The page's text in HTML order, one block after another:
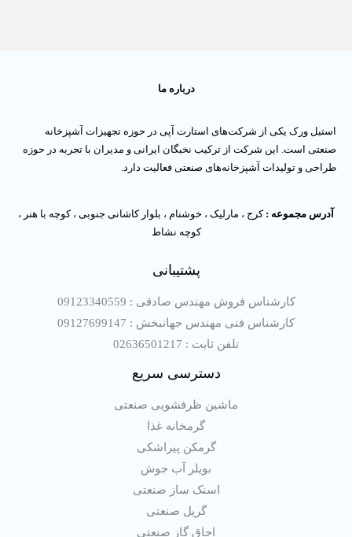
درباره ما
استیل ورک یکی از شرکت‌های استارت آپی در حوزه تجهیزات آشپزخانه
صنعتی است. این شرکت از ترکیب نخبگان ایرانی و مدیران با تجربه در حوزه
طراحی و تولیدات آشپزخانه‌های صنعتی فعالیت دارد.
آدرس مجموعه : کرج ، مارلیک ، خوشنام ، بلوار کاشانی جنوبی ، کوچه با هنر ،
کوچه نشاط
پشتیبانی
کارشناس فروش مهندس صادقی : 09123340559
کارشناس فنی مهندس جهانبخش : 09127699147
تلفن ثابت : 02636501217
دسترسی سریع
ماشین ظرفشویی صنعتی
گرمخانه غذا
گرمکن پیراشکی
بویلر آب جوش
اسنک ساز صنعتی
گریل صنعتی
اجاق گاز صنعتی